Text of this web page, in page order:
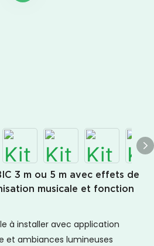
3 m ou 5 m avec effets de
musicale et fonction
à installer avec application
et ambiances lumineuses